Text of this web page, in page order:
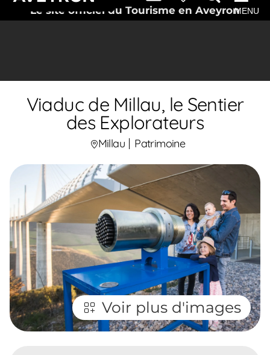
Le site officiel du Tourisme en AveyronMENU
Viaduc de Millau, le Sentier
des Explorateurs
Millau Patrimoine
Voir plus d'images